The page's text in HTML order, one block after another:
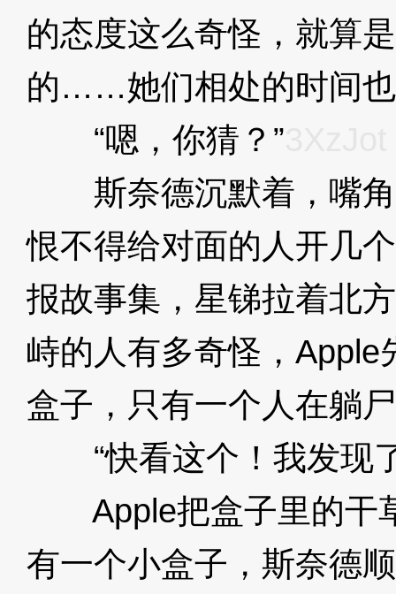
的态度这么奇怪，就算
的……她们相处的时间
“嗯，你猜？”
斯奈德沉默着，嘴角
恨不得给对面的人开几
报故事集，星锑拉着北
峙的人有多奇怪，Apple
盒子，只有一个人在躺
“快看这个！我发现
Apple把盒子里的干
有一个小盒子，斯奈德